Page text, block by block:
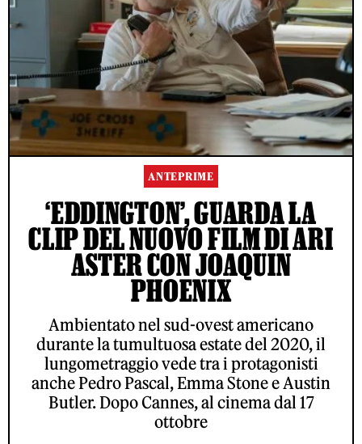
ANTEPRIME
‘EDDINGTON’, GUARDA LA
CLIP DEL NUOVO FILM DI ARI
ASTER CON JOAQUIN
PHOENIX
Ambientato nel sud-ovest americano
durante la tumultuosa estate del 2020, il
lungometraggio vede tra i protagonisti
anche Pedro Pascal, Emma Stone e Austin
Butler. Dopo Cannes, al cinema dal 17
ottobre